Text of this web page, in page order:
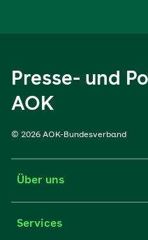
Presse- und
AOK
© 2026 AOK-Bundesverband
Über uns
Services